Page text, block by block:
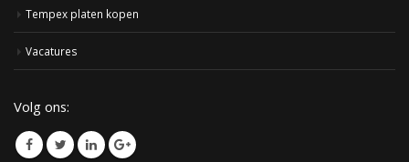
Tempex platen kopen
Vacatures
Volg ons: